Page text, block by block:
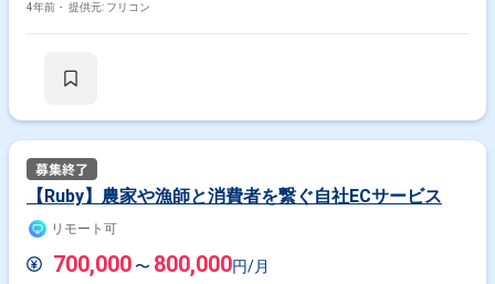
4年前・ 提供元: フリコン
【Ruby】農家や漁師と消費者を繋ぐ自社ECサービス
リモート可
700,000 〜 800,000円/月
特徴で絞り込む
その他開発言語・スキルから探す
Ruby React AWS JavaScript
MySQL
TypeScript
その他の職種から探す